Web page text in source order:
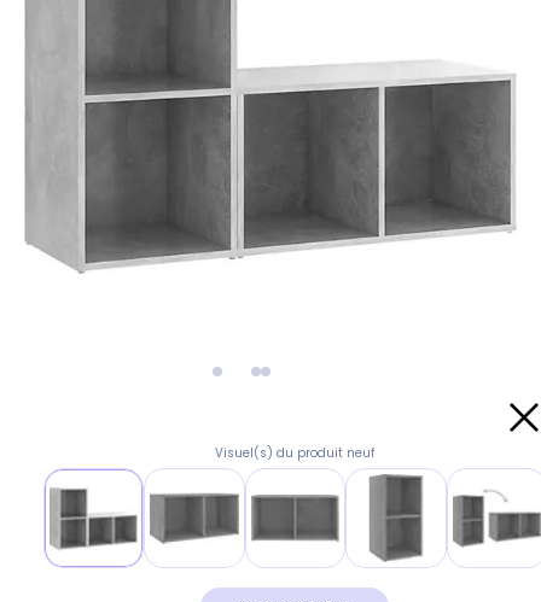
Visuel(s) du produit neuf